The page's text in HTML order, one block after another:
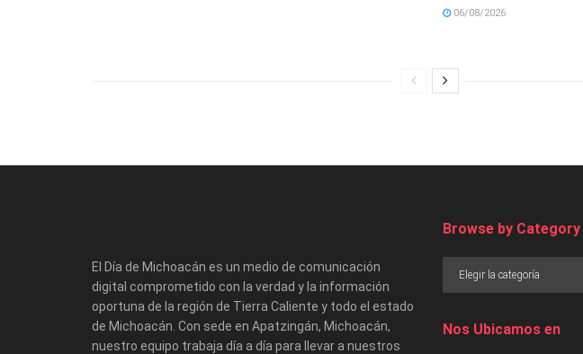
06/08/2026
El Día de Michoacán es un medio de comunicación
digital comprometido con la verdad y la información
oportuna de la región de Tierra Caliente y todo el estado
de Michoacán. Con sede en Apatzingán, Michoacán,
nuestro equipo trabaja día a día para llevar a nuestros
Browse by Category
Nos Ubicamos en